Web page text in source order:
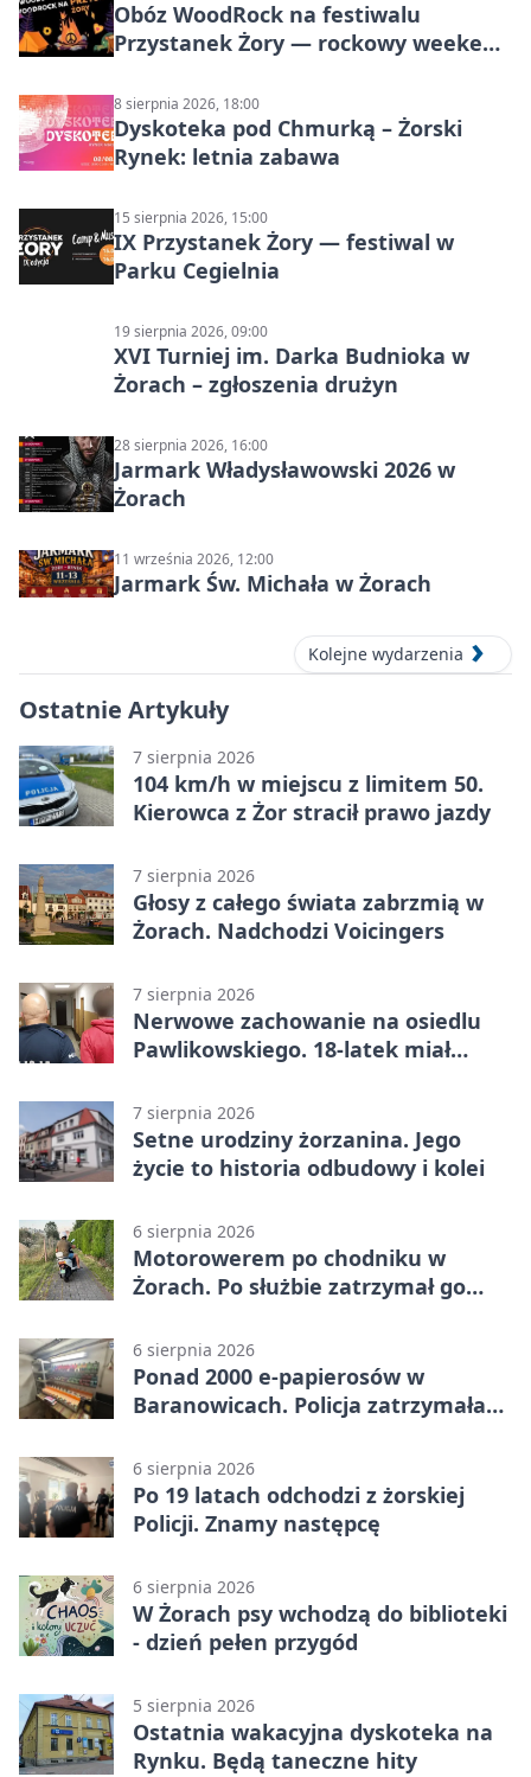
Obóz WoodRock na festiwalu
Przystanek Żory — rockowy weekend
8 sierpnia 2026, 18:00
Dyskoteka pod Chmurką – Żorski
Rynek: letnia zabawa
15 sierpnia 2026, 15:00
IX Przystanek Żory — festiwal w
Parku Cegielnia
19 sierpnia 2026, 09:00
XVI Turniej im. Darka Budnioka w
Żorach – zgłoszenia drużyn
28 sierpnia 2026, 16:00
Jarmark Władysławowski 2026 w
Żorach
11 września 2026, 12:00
Jarmark Św. Michała w Żorach
Kolejne wydarzenia
Ostatnie Artykuły
7 sierpnia 2026
104 km/h w miejscu z limitem 50.
Kierowca z Żor stracił prawo jazdy
7 sierpnia 2026
Głosy z całego świata zabrzmią w
Żorach. Nadchodzi Voicingers
7 sierpnia 2026
Nerwowe zachowanie na osiedlu
Pawlikowskiego. 18-latek miał
7 sierpnia 2026
Setne urodziny żorzanina. Jego
życie to historia odbudowy i kolei
6 sierpnia 2026
Motorowerem po chodniku w
Żorach. Po służbie zatrzymał go
6 sierpnia 2026
Ponad 2000 e-papierosów w
Baranowicach. Policja zatrzymała
6 sierpnia 2026
Po 19 latach odchodzi z żorskiej
Policji. Znamy następcę
6 sierpnia 2026
W Żorach psy wchodzą do biblioteki
- dzień pełen przygód
5 sierpnia 2026
Ostatnia wakacyjna dyskoteka na
Rynku. Będą taneczne hity